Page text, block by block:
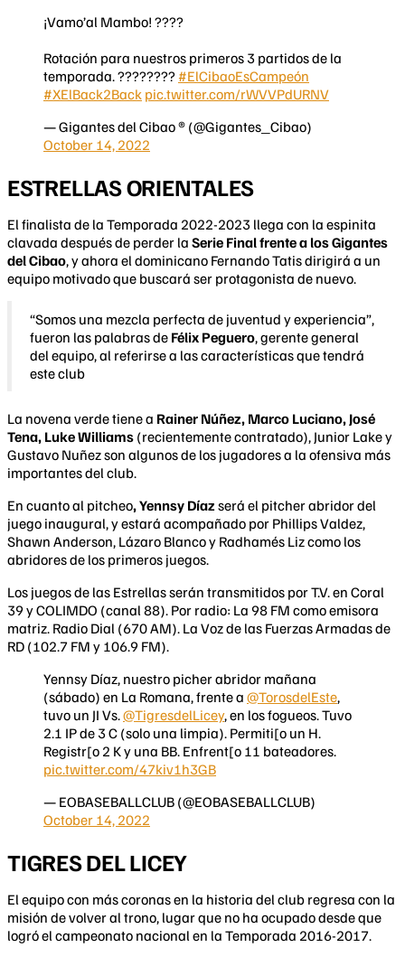
¡Vamo’al Mambo! ????
Rotación para nuestros primeros 3 partidos de la
temporada. ???????? #ElCibaoEsCampeón
#XElBack2Back pic.twitter.com/rWVVPdURNV
— Gigantes del Cibao ® (@Gigantes_Cibao)
October 14, 2022
ESTRELLAS ORIENTALES
El finalista de la Temporada 2022-2023 llega con la espinita
clavada después de perder la Serie Final frente a los Gigantes
del Cibao, y ahora el dominicano Fernando Tatis dirigirá a un
equipo motivado que buscará ser protagonista de nuevo.
“Somos una mezcla perfecta de juventud y experiencia”,
fueron las palabras de Félix Peguero, gerente general
del equipo, al referirse a las características que tendrá
este club
La novena verde tiene a Rainer Núñez, Marco Luciano, José
Tena, Luke Williams (recientemente contratado), Junior Lake y
Gustavo Nuñez son algunos de los jugadores a la ofensiva más
importantes del club.
En cuanto al pitcheo, Yennsy Díaz será el pitcher abridor del
juego inaugural, y estará acompañado por Phillips Valdez,
Shawn Anderson, Lázaro Blanco y Radhamés Liz como los
abridores de los primeros juegos.
Los juegos de las Estrellas serán transmitidos por T.V. en Coral
39 y COLIMDO (canal 88). Por radio: La 98 FM como emisora
matriz. Radio Dial (670 AM). La Voz de las Fuerzas Armadas de
RD (102.7 FM y 106.9 FM).
Yennsy Díaz, nuestro picher abridor mañana
(sábado) en La Romana, frente a @TorosdelEste,
tuvo un JI Vs.@TigresdelLicey, en los fogueos. Tuvo
2.1 IP de 3 C (solo una limpia). Permiti[o un H.
Registr[o 2 K y una BB. Enfrent[o 11 bateadores.
pic.twitter.com/47kiv1h3GB
— EOBASEBALLCLUB (@EOBASEBALLCLUB)
October 14, 2022
TIGRES DEL LICEY
El equipo con más coronas en la historia del club regresa con la
misión de volver al trono, lugar que no ha ocupado desde que
logró el campeonato nacional en la Temporada 2016-2017.